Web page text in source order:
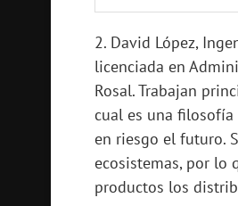
2. David López,
licenciada en
Rosal. Trabajan
cual es una
en riesgo el futuro.
ecosistemas, por lo
productos los